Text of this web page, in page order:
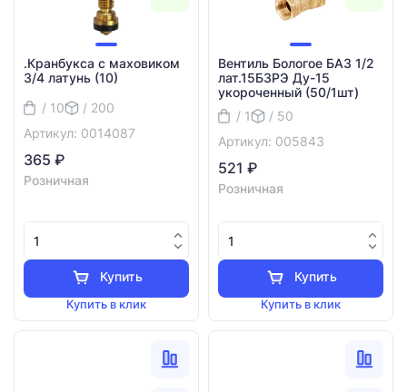
.Кранбукса с маховиком
3/4 латунь (10)
/ 10
/ 200
Артикул: 0014087
365 ₽
Розничная
Купить
Купить в клик
Вентиль Бологое БАЗ 1/2
лат.15БЗРЭ Ду-15
укороченный (50/1шт)
/ 1
/ 50
Артикул: 005843
521 ₽
Розничная
Купить
Купить в клик